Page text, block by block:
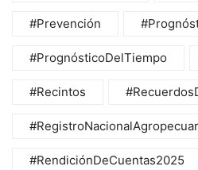
#Prevención
#PrognósticoDelTiempo
#Recintos
#RendiciónDeCuentas2025